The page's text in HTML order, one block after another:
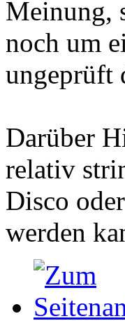
Meinung,
noch um
ungeprüft
Darüber
relativ
Disco
werden